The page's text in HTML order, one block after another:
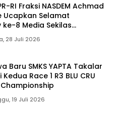
RI Fraksi NASDEM Achmad
Ucapkan Selamat
ke-8 Media Sekilas
Peran Pers dalam
Bangsa
28 Juli 2026
Baru SMKS YAPTA Takalar
Race 1 R3 BLU CRU
19 Juli 2026